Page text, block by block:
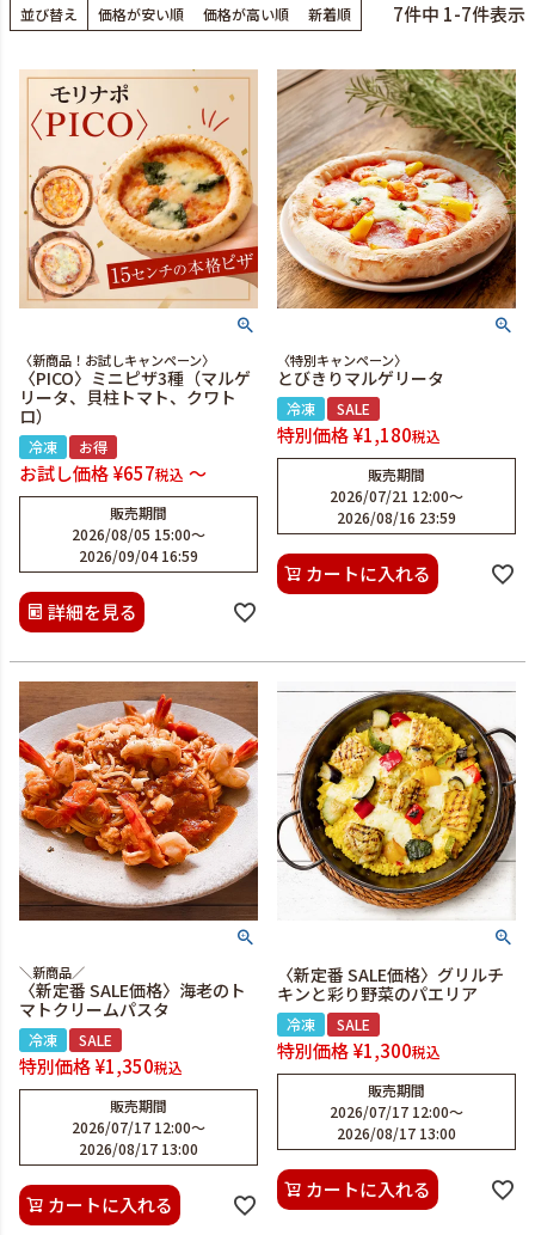
並び替え 価格が安い順 価格が高い順 新着順 7件中 1-7件表示
〈新商品！お試しキャンペーン〉
〈PICO〉ミニピザ3種（マルゲ
リータ、貝柱トマト、クワト
ロ）
冷凍 お得
お試し価格¥657税込 〜
販売期間
2026/08/05 15:00〜
2026/09/04 16:59
詳細を見る
〈特別キャンペーン〉
とびきりマルゲリータ
冷凍 SALE
特別価格¥1,180税込
販売期間
2026/07/21 12:00〜
2026/08/16 23:59
カートに入れる
＼新商品／
〈新定番 SALE価格〉海老のト
マトクリームパスタ
冷凍 SALE
特別価格¥1,350税込
販売期間
2026/07/17 12:00〜
2026/08/17 13:00
カートに入れる
〈新定番 SALE価格〉グリルチ
キンと彩り野菜のパエリア
冷凍 SALE
特別価格¥1,300税込
販売期間
2026/07/17 12:00〜
2026/08/17 13:00
カートに入れる